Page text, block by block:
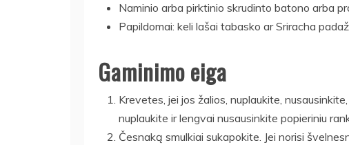
Naminio arba pirktinio skrudinto batono arba
Papildomai: keli lašai tabasko ar Sriracha
Gaminimo eiga
Krevetes, jei jos žalios, nuplaukite,
nuplaukite ir lengvai nusausinkite popieriniu
Česnaką smulkiai sukapokite. Jei norisi